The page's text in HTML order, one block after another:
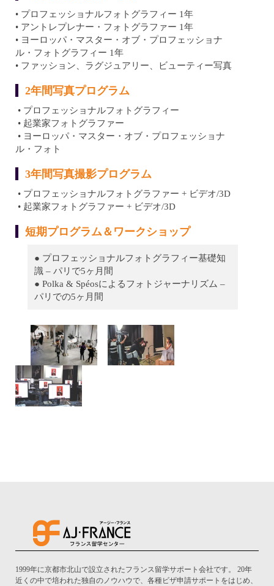
• プロフェッショナルフォトグラフィー 1年
• アントレプレナー・フォトグラファー 1年
• ヨーロッパ・マスター・オブ・プロフェッショナ
ル・フォトグラフィー 1年
• ファッション、ラグジュアリー、ビューティー写真
2年間写真プログラム
• プロフェッショナルフォトグラフィー
• 起業家フォトグラファー
• ヨーロッパ・マスター・オブ・プロフェッショナ
ル・フォト
3年間写真撮影プログラム
• プロフェッショナルフォトグラファー + ビデオ/3D
• 起業家フォトグラファー + ビデオ/3D
短期プログラム＆ワークショップ
● プロフェッショナルフォトグラフィー基礎知
識 – パリで5ヶ月間
● Polka & Spéosによるフォトジャーナリズム –
パリでの5ヶ月間
1999年に京都市北山で設立されたフランス留学サポート会社です。 20年
近くの中で培われた独自のノウハウで、各種ビザ申請サポートをはじめ、